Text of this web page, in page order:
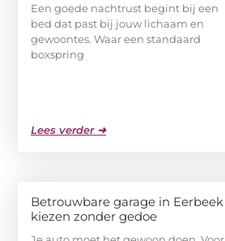
Een goede nachtrust begint bij een
bed dat past bij jouw lichaam en
gewoontes. Waar een standaard
boxspring
Lees verder ➜
Betrouwbare garage in Eerbeek
kiezen zonder gedoe